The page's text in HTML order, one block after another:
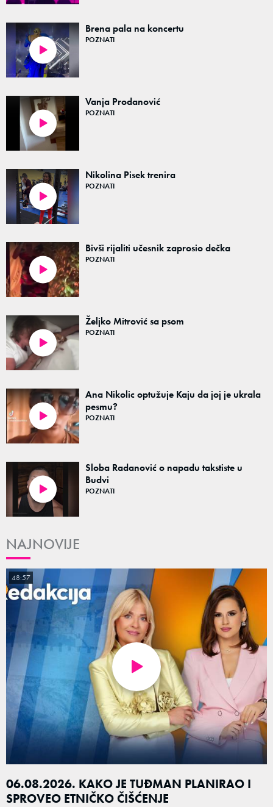
Brena pala na koncertu
POZNATI
Vanja Prodanović
POZNATI
Nikolina Pisek trenira
POZNATI
Bivši rijaliti učesnik zaprosio dečka
POZNATI
Željko Mitrović sa psom
POZNATI
Ana Nikolic optužuje Kaju da joj je ukrala
pesmu?
POZNATI
Sloba Radanović o napadu takstiste u
Budvi
POZNATI
NAJNOVIJE
06.08.2026. KAKO JE TUĐMAN PLANIRAO I
SPROVEO ETNIČKO ČIŠĆENJE
48:57